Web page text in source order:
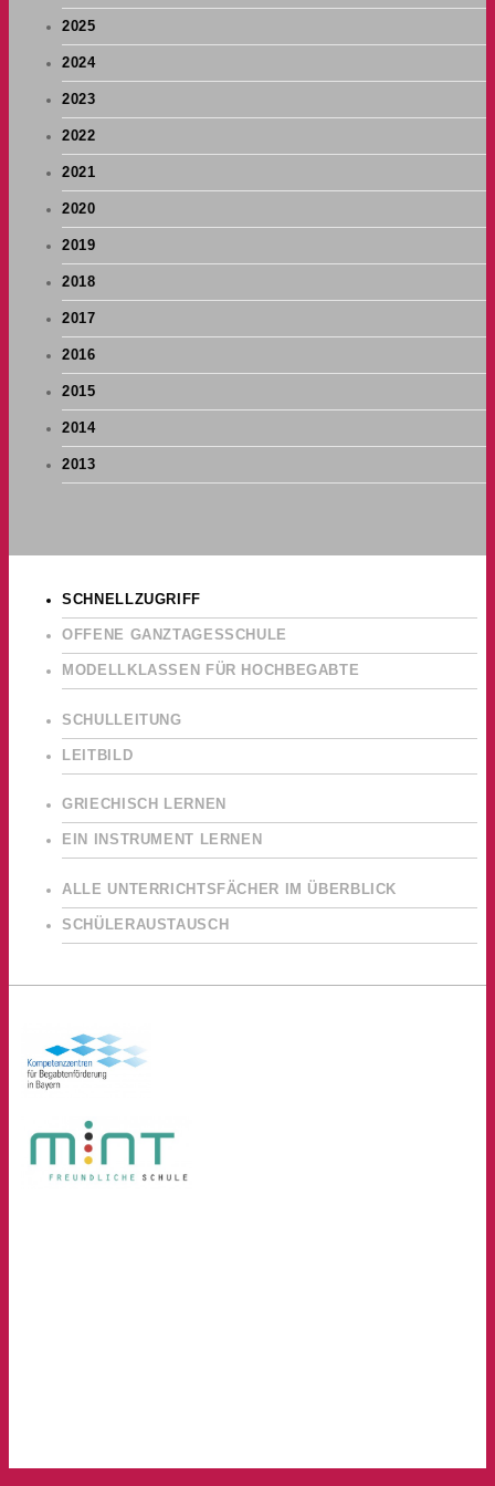
2025
2024
2023
2022
2021
2020
2019
2018
2017
2016
2015
2014
2013
SCHNELLZUGRIFF
OFFENE GANZTAGESSCHULE
MODELLKLASSEN FÜR HOCHBEGABTE
SCHULLEITUNG
LEITBILD
GRIECHISCH LERNEN
EIN INSTRUMENT LERNEN
ALLE UNTERRICHTSFÄCHER IM ÜBERBLICK
SCHÜLERAUSTAUSCH